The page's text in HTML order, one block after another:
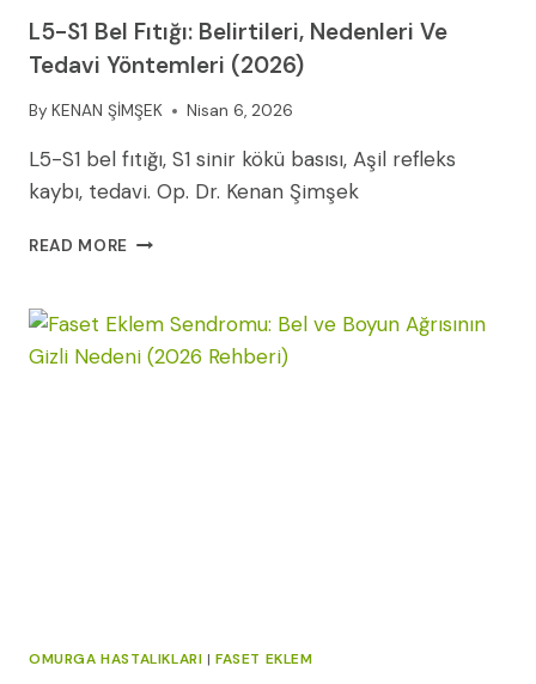
L5-S1 Bel Fıtığı: Belirtileri, Nedenleri Ve
Tedavi Yöntemleri (2026)
By KENAN ŞİMŞEK Nisan 6, 2026
L5-S1 bel fıtığı, S1 sinir kökü basısı, Aşil refleks
kaybı, tedavi. Op. Dr. Kenan Şimşek
READ MORE L5-
FITIĞI:
NEDENLERI
OMURGA HASTALIKLARI |FASET EKLEM